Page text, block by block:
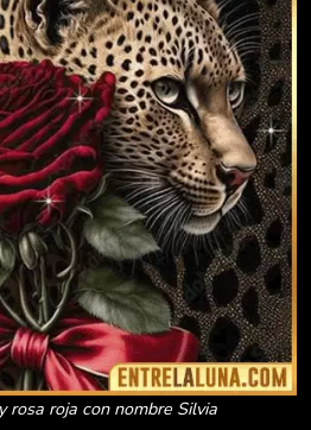
rosa roja con nombre Silvia